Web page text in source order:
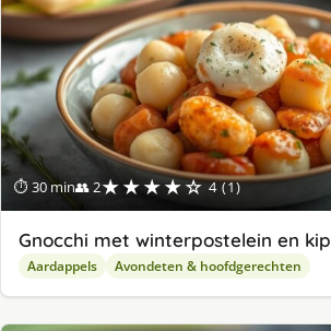
⏱ 30 min👥 2★★★★☆ 4 (1)
Gnocchi met winterpostelein en kip
Aardappels Avondeten & hoofdgerechten